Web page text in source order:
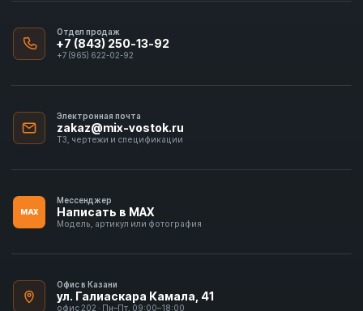
Отдел продаж
+7 (843) 250-13-92
+7 (965) 622-02-92
Электронная почта
zakaz@mix-vostok.ru
ТЗ, чертежи и спецификации
MAX
Мессенджер
Написать в MAX
Модель, артикул или фотография
Офис в Казани
ул. Галиаскара Камала, 41
офис 202 · Пн–Пт, 09:00–18:00